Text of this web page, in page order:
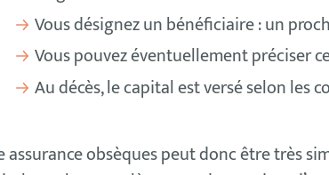
Vous désignez un bénéficiaire : un
Vous pouvez éventuellement préciser
Au décès, le capital est versé selon les
assurance obsèques peut donc être très